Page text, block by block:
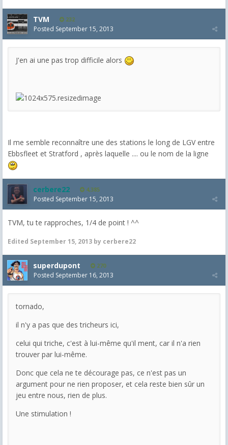
TVM 232
Posted September 15, 2013
J'en ai une pas trop difficile alors
Il me semble reconnaître une des stations le long de LGV entre
Ebbsfleet et Stratford , après laquelle .... ou le nom de la ligne
cerbere22 4,385
Posted September 15, 2013
TVM, tu te rapproches, 1/4 de point ! ^^
Edited September 15, 2013 by cerbere22
superdupont 270
Posted September 16, 2013
tornado,
il n'y a pas que des tricheurs ici,
celui qui triche, c'est à lui-même qu'il ment, car il n'a rien
trouver par lui-même.
Donc que cela ne te décourage pas, ce n'est pas un
argument pour ne rien proposer, et cela reste bien sûr un
jeu entre nous, rien de plus.
Une stimulation !